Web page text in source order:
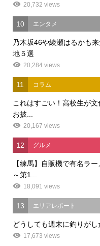
20,732 views
10 エンタメ
乃木坂46や綾瀬はるかも
地５選
20,284 views
11 コラム
これはすごい！高校生が
お披...
20,167 views
12 グルメ
【練馬】自販機で有名ラ
～第1...
18,091 views
13 エリアレポート
どうしても週末に釣りがし
17,673 views